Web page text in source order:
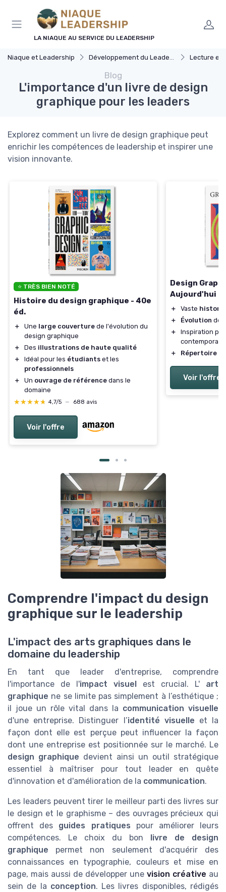
LA NIAQUE AU SERVICE DU LEADERSHIP
Niaque et Leadership Développement du Leadership Lecture et
Blog
L'importance d'un livre de design
graphique pour les leaders
Explorez comment un livre de design graphique peut
enrichir les compétences de leadership et inspirer une
vision innovante.
⭐ TRÈS BIEN NOTÉ
Histoire du design graphique - 40e
éd.
＋ Une large couverture de l'évolution du
design graphique
＋
Des illustrations de haute qualité
＋
Idéal pour les étudiants et les
professionnels
＋
Un ouvrage de référence dans le
domaine
★★★★★
★★★★★ 4,7/5 — 688 avis
Voir l'offre
Design
Aujourd'hui
＋ Vaste
＋
Évolution
＋
Inspiration
＋
Répertoire
Voir l'offre
Comprendre l'impact du design
graphique sur le leadership
L'impact des arts graphiques dans le
domaine du leadership
En tant que leader d'entreprise, comprendre
l'importance de l'impact visuel est crucial. L' art
graphique ne se limite pas simplement à l’esthétique ;
il joue un rôle vital dans la communication visuelle
d'une entreprise. Distinguer l’identité visuelle et la
façon dont elle est perçue peut influencer la façon
dont une entreprise est positionnée sur le marché. Le
design graphique devient ainsi un outil stratégique
essentiel à maîtriser pour tout leader en quête
d'innovation et d'amélioration de la communication.
Les leaders peuvent tirer le meilleur parti des livres sur
le design et le graphisme – des ouvrages précieux qui
offrent des guides pratiques pour améliorer leurs
compétences. Le choix du bon
livre de design
graphique permet non seulement d'acquérir des
connaissances en typographie, couleurs et mise en
page, mais aussi de développer une vision créative au
sein de la conception. Les livres disponibles, rédigés